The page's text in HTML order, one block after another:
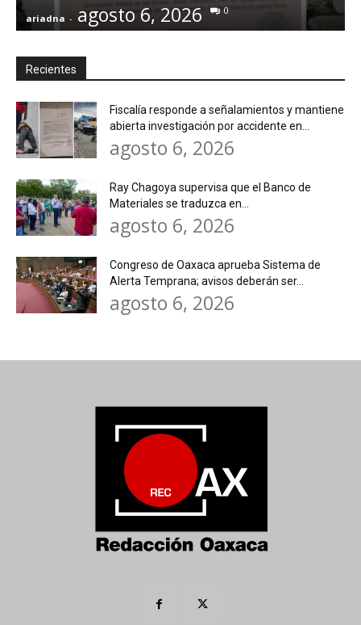
ariadna - agosto 6, 2026 0
Recientes
Fiscalía responde a señalamientos y mantiene
abierta investigación por accidente en...
agosto 6, 2026
Ray Chagoya supervisa que el Banco de
Materiales se traduzca en...
agosto 6, 2026
Congreso de Oaxaca aprueba Sistema de
Alerta Temprana; avisos deberán ser...
agosto 6, 2026